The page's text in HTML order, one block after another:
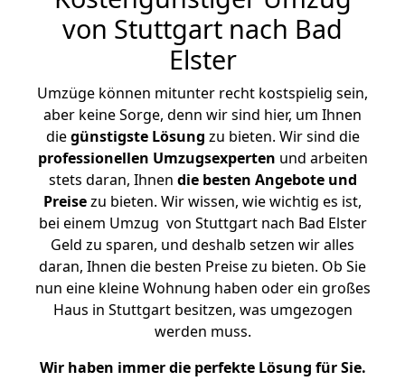
von Stuttgart nach Bad
Elster
Umzüge können mitunter recht kostspielig sein,
aber keine Sorge, denn wir sind hier, um Ihnen
diegünstigste Lösung zu bieten. Wir sind die
professionellen Umzugsexperten und arbeiten
stets daran, Ihnen die besten Angebote und
Preisezu bieten. Wir wissen, wie wichtig es ist,
bei einem Umzug von Stuttgart nach Bad Elster
Geld zu sparen, und deshalb setzen wir alles
daran, Ihnen die besten Preise zu bieten. Ob Sie
nun eine kleine Wohnung haben oder ein großes
Haus in Stuttgart besitzen, was umgezogen
werden muss.
Wir haben immer die perfekte Lösung für Sie.